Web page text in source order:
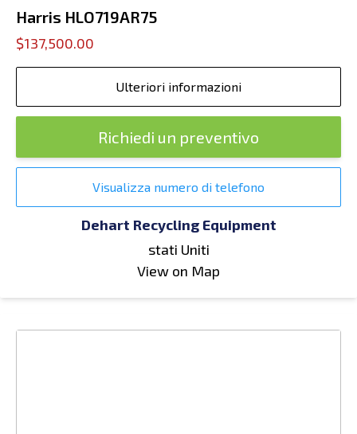
Harris HLO719AR75
$137,500.00
Ulteriori informazioni
Richiedi un preventivo
Visualizza numero di telefono
Dehart Recycling Equipment
stati Uniti
View on Map